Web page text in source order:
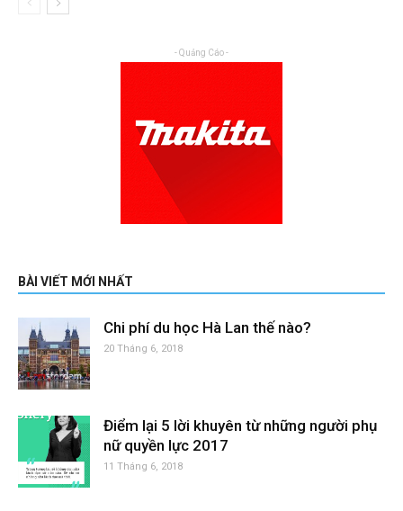
- Quảng Cáo -
BÀI VIẾT MỚI NHẤT
Chi phí du học Hà Lan thế nào?
20 Tháng 6, 2018
Điểm lại 5 lời khuyên từ những người phụ
nữ quyền lực 2017
11 Tháng 6, 2018